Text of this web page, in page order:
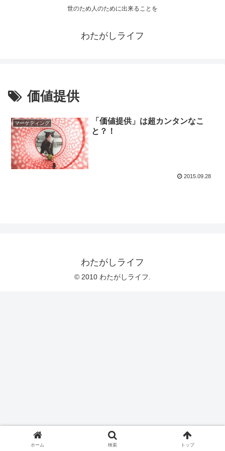
世のため人のために出来ることを
わたがしライフ
価値提供
マーケティング
「価値提供」は超カンタンなこ
と？！
2015.09.28
わたがしライフ
© 2010 わたがしライフ.
ホーム 検索 トップ